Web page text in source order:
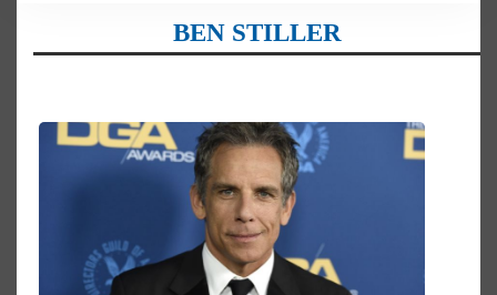
BEN STILLER